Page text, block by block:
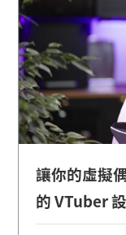
讓你的虛擬
的 VTuber